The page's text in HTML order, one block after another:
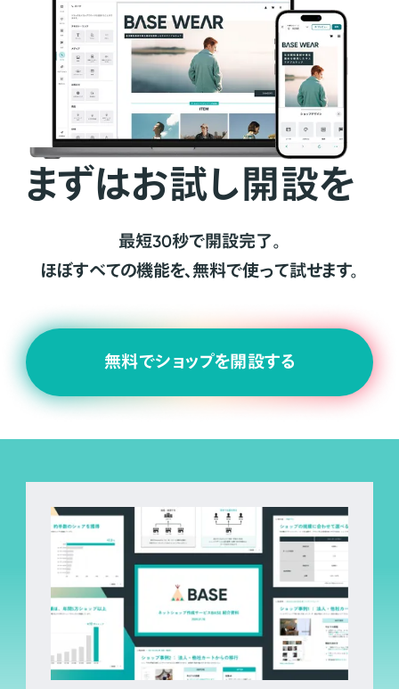
まずはお試し開設を
最短30秒で開設完了。
ほぼすべての機能を、無料で使って試せます。
無料でショップを開設する